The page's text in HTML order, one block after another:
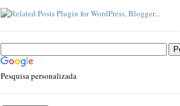
Pesquisa personalizada